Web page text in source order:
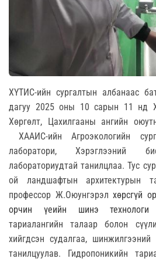
ХҮТИС-ийн сургалтын албанаас
дагуу 2025 оны 10 сарын 11 нд
Хөргөлт, Цахилгааны ангийн
ХААИС-ийн Агроэкологийн
лаборатори, Хэрэглээний
лабораториудтай танилцлаа. Тус
ой ландшафтын архитектурын
профессор Ж.Оюунгэрэлхөрсгүй
орчин үеийн шинэ технологи
тариалангийн талаар болон
хийгдсэн судалгаа,
танилцуулав. Гидропоникийн